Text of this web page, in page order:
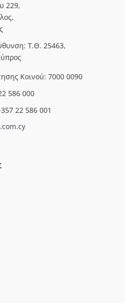
229,
Τ.Θ. 25463,
Κοινού: 7000 0090
586 000
22 586 001